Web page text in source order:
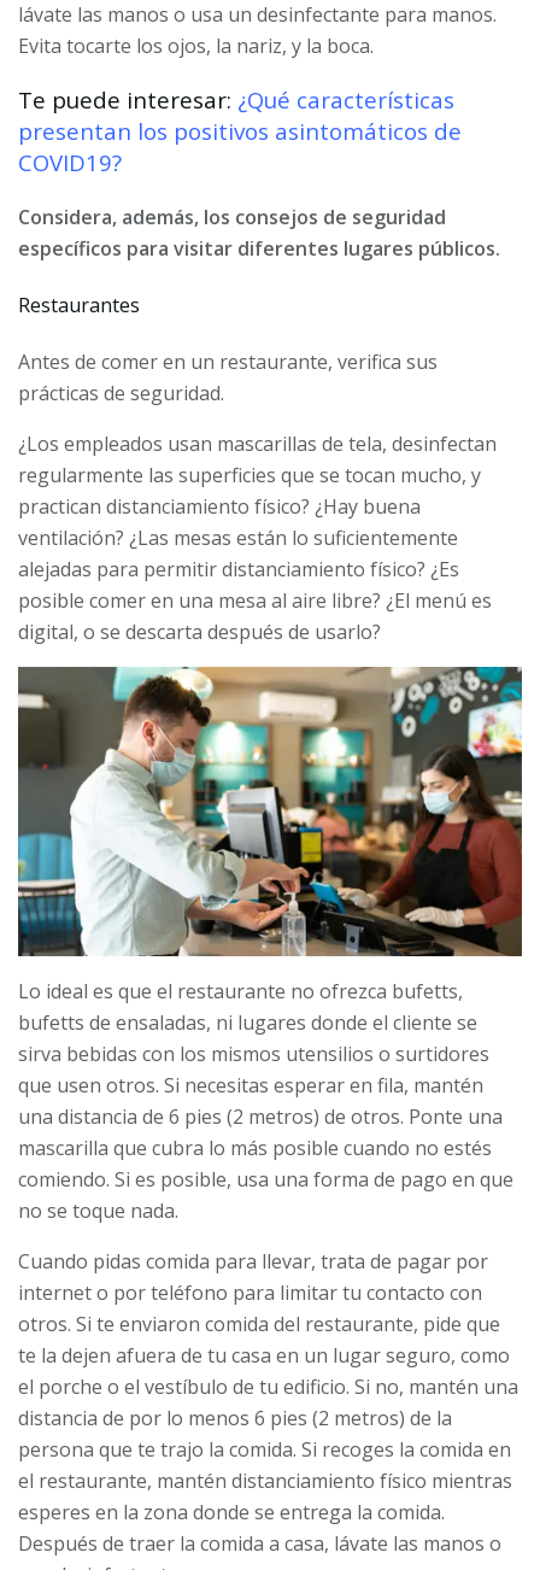
lávate las manos o usa un desinfectante para manos.
Evita tocarte los ojos, la nariz, y la boca.
Te puede interesar: ¿Qué características
presentan los positivos asintomáticos de
COVID19?
Considera, además, los consejos de seguridad
específicos para visitar diferentes lugares públicos.
Restaurantes
Antes de comer en un restaurante, verifica sus
prácticas de seguridad.
¿Los empleados usan mascarillas de tela, desinfectan
regularmente las superficies que se tocan mucho, y
practican distanciamiento físico? ¿Hay buena
ventilación? ¿Las mesas están lo suficientemente
alejadas para permitir distanciamiento físico? ¿Es
posible comer en una mesa al aire libre? ¿El menú es
digital, o se descarta después de usarlo?
Lo ideal es que el restaurante no ofrezca bufetts,
bufetts de ensaladas, ni lugares donde el cliente se
sirva bebidas con los mismos utensilios o surtidores
que usen otros. Si necesitas esperar en fila, mantén
una distancia de 6 pies (2 metros) de otros. Ponte una
mascarilla que cubra lo más posible cuando no estés
comiendo. Si es posible, usa una forma de pago en que
no se toque nada.
Cuando pidas comida para llevar, trata de pagar por
internet o por teléfono para limitar tu contacto con
otros. Si te enviaron comida del restaurante, pide que
te la dejen afuera de tu casa en un lugar seguro, como
el porche o el vestíbulo de tu edificio. Si no, mantén una
distancia de por lo menos 6 pies (2 metros) de la
persona que te trajo la comida. Si recoges la comida en
el restaurante, mantén distanciamiento físico mientras
esperes en la zona donde se entrega la comida.
Después de traer la comida a casa, lávate las manos o